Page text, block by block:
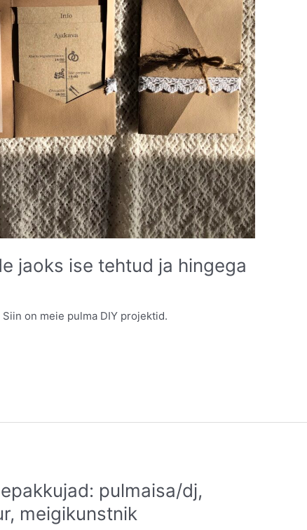
jaoks ise tehtud ja hingega
on meie pulma DIY projektid.
pulmaisa/dj,
meigikunstnik